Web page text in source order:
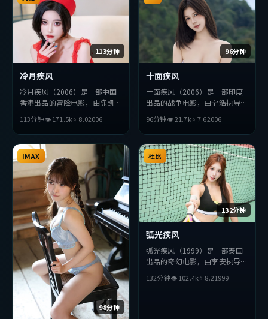
113分钟
冷月疾风
冷月疾风（2006）是一部中国
香港出品的冒险电影，由陈凯歌
演。影片在叙事与视听上力求突
破，探讨人性与抉择，节奏张弛
有度，适合喜欢该类型的观众完
整观看。
113分钟👁171.5k⭐ 8.02006
96分钟
十面疾风
十面疾风（2006）是一部印度
出品的战争电影，由宁浩执导，
演。影片在叙事与视听上力求突
破，探讨人性与抉择，节奏张弛
有度，适合喜欢该类型的观众完
整观看。
96分钟👁21.7k⭐7.62006
98分钟
IMAX
132分钟
杜比
弧光疾风
弧光疾风（1999）是一部泰国
出品的奇幻电影，由李安执导，
影片在叙事与视听上力求突破，
132分钟👁102.4k⭐ 8.21999